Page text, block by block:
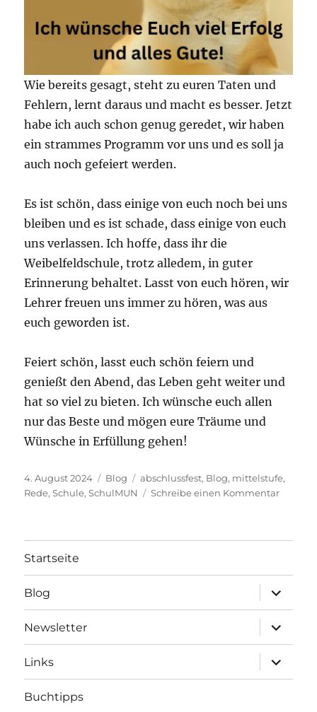
Wie bereits gesagt, steht zu euren Taten und
Fehlern, lernt daraus und macht es besser. Jetzt
habe ich auch schon genug geredet, wir haben
ein strammes Programm vor uns und es soll ja
auch noch gefeiert werden.
Es ist schön, dass einige von euch noch bei uns
bleiben und es ist schade, dass einige von euch
uns verlassen. Ich hoffe, dass ihr die
Weibelfeldschule, trotz alledem, in guter
Erinnerung behaltet. Lasst von euch hören, wir
Lehrer freuen uns immer zu hören, was aus
euch geworden ist.
Feiert schön, lasst euch schön feiern und
genießt den Abend, das Leben geht weiter und
hat so viel zu bieten. Ich wünsche euch allen
nur das Beste und mögen eure Träume und
Wünsche in Erfüllung gehen!
Veröffentlicht
am
4. August 2024 Kategorien
Blog Schlagwörter
abschlussfest, Blog, mittelstufe,
Rede,Schule,SchulMUN Schreibe einen Kommentarzu
Startseite
Blog
öffnen
Newsletter
öffnen
Links
öffnen
Buchtipps